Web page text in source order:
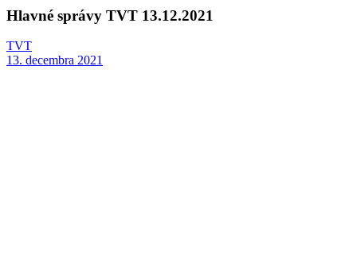
Hlavné správy TVT 13.12.2021
TVT
13. decembra 2021